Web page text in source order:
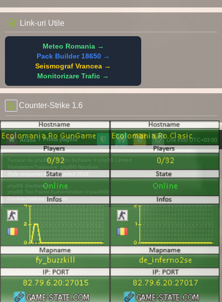
Link-uri Utile
Meteo Romania →
Pack Builder 18650 →
Seismograf Vrancea →
Monitorizare Trafic →
Counter-Strike 1.6
Acasă Prima pagină Ora este UTC+03:00
Furnizat de phpBB® Forum Software © phpBB Limited
Translation/Traducere: phpBB România
Style progamer de ©Mazeltof 2018
phpBB SiteMaker
phpBB Two Factor Authentication © paul999
Confidențialitate |Termeni